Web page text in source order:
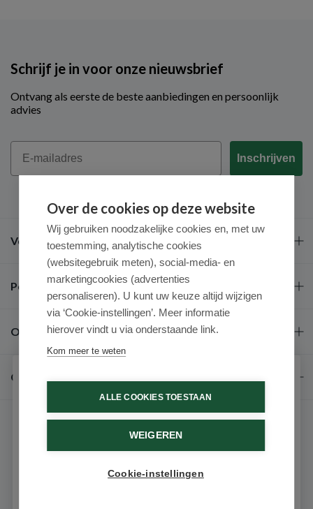
Schrijf je in voor onze nieuwsbrief
Ontvang als eerste de beste aanbiedingen en persoonlijk
advies
Email
Inschrijven
Veel gestelde vragen
Populaire merken
Over ons
Contact
9.6 / 10 (531 beoordelingen)
Over de cookies op deze website
Wij gebruiken noodzakelijke cookies en, met uw
toestemming, analytische cookies
(websitegebruik meten), social-media- en
marketingcookies (advertenties
personaliseren). U kunt uw keuze altijd wijzigen
via ‘Cookie-instellingen’. Meer informatie
hierover vindt u via onderstaande link.
Kom meer te weten
ALLE COOKIES TOESTAAN
WEIGEREN
Cookie-instellingen
Schrijf je in voor onze nieuwsbrief
Ontvang als eerste de beste aanbiedingen en persoonlijk
advies